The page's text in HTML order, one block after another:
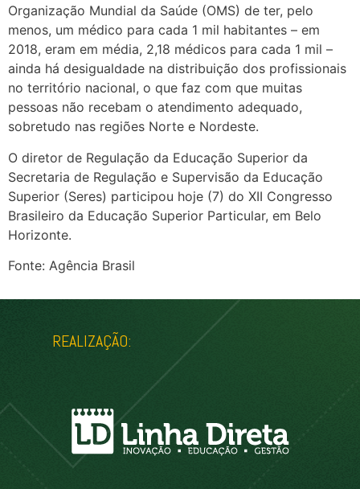
Organização Mundial da Saúde (OMS) de ter, pelo
menos, um médico para cada 1 mil habitantes – em
2018, eram em média, 2,18 médicos para cada 1 mil –
ainda há desigualdade na distribuição dos profissionais
no território nacional, o que faz com que muitas
pessoas não recebam o atendimento adequado,
sobretudo nas regiões Norte e Nordeste.
O diretor de Regulação da Educação Superior da
Secretaria de Regulação e Supervisão da Educação
Superior (Seres) participou hoje (7) do XII Congresso
Brasileiro da Educação Superior Particular, em Belo
Horizonte.
Fonte: Agência Brasil
REALIZAÇÃO: